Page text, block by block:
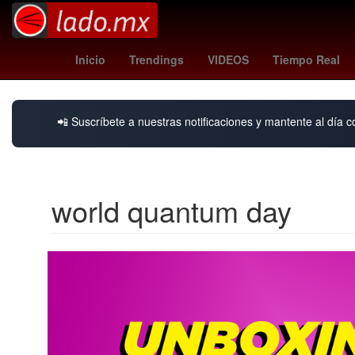
Inicio Trendings VIDEOS Tiempo Real
man city vs liverpool barcelona vs celta roma -
📲 Suscríbete a nuestras notificaciones y mantente al día
world quantum day